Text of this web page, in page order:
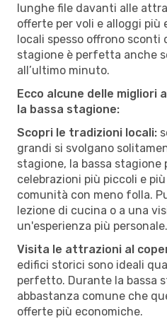
lunghe file davanti alle
offerte per voli e alloggi più
locali spesso offrono sconti
stagione è perfetta anche
all’ultimo minuto.
Ecco alcune delle
la bassa stagione:
Scopri le tradizioni locali:
grandi si svolgano
stagione, la bassa stagione
celebrazioni più piccoli e
comunità con meno folla.
lezione di cucina o a una
un'esperienza più personale.
Visita le attrazioni al
edifici storici sono ideali
perfetto. Durante la bassa
abbastanza comune che
offerte più economiche.